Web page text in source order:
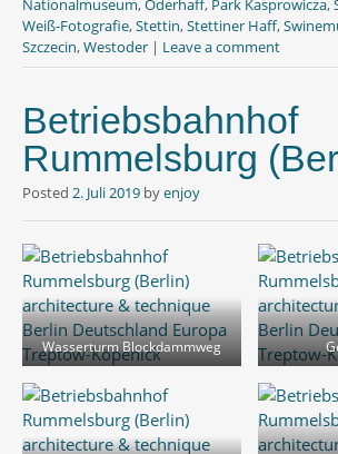
Nationalmuseum,Oderhaff, Park Kasprowicza,
Weiß-Fotografie,Stettin,Stettiner Haff,
Szczecin,Westoder | Leave a comment
Betriebsbahnhof
Rummelsburg
Posted 2. Juli 2019 byenjoy
Wasserturm Blockdammweg